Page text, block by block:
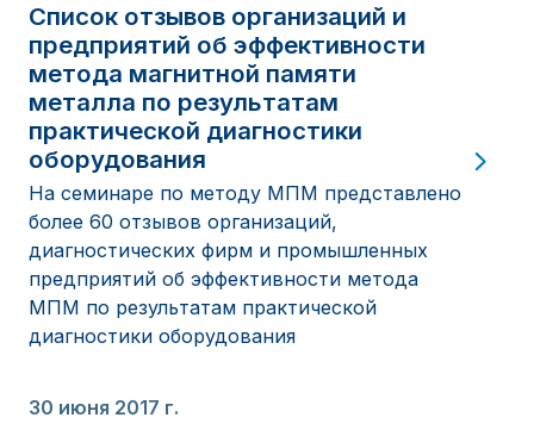
Список отзывов организаций и
предприятий об эффективности
метода магнитной памяти
металла по результатам
практической диагностики
оборудования
На семинаре по методу МПМ представлено
более 60 отзывов организаций,
диагностических фирм и промышленных
предприятий об эффективности метода
МПМ по результатам практической
диагностики оборудования
30 июня 2017 г.